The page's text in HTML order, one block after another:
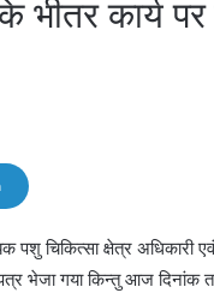
कार्य
पशु चिकित्सा क्षेत्र
भेजा गया किन्तु आज दिनांक